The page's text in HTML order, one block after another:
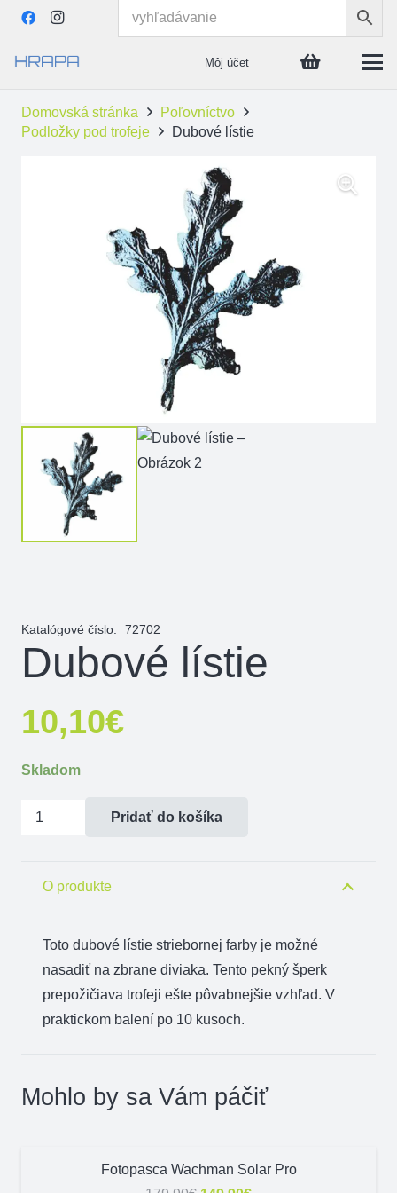
Môj účet
Domovská stránka
Poľovníctvo
Podložky pod trofeje
Dubové lístie
Katalógové číslo: 72702
Dubové lístie
10,10€
Skladom
množstvo
Pridať do košíka
O produkte
Toto dubové lístie striebornej farby je možné
nasadiť na zbrane diviaka. Tento pekný šperk
prepožičiava trofeji ešte pôvabnejšie vzhľad. V
praktickom balení po 10 kusoch.
Mohlo by sa Vám páčiť
Fotopasca Wachman Solar Pro